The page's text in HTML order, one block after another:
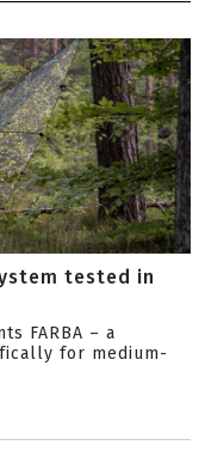
tested in
FARBA – a
for medium-